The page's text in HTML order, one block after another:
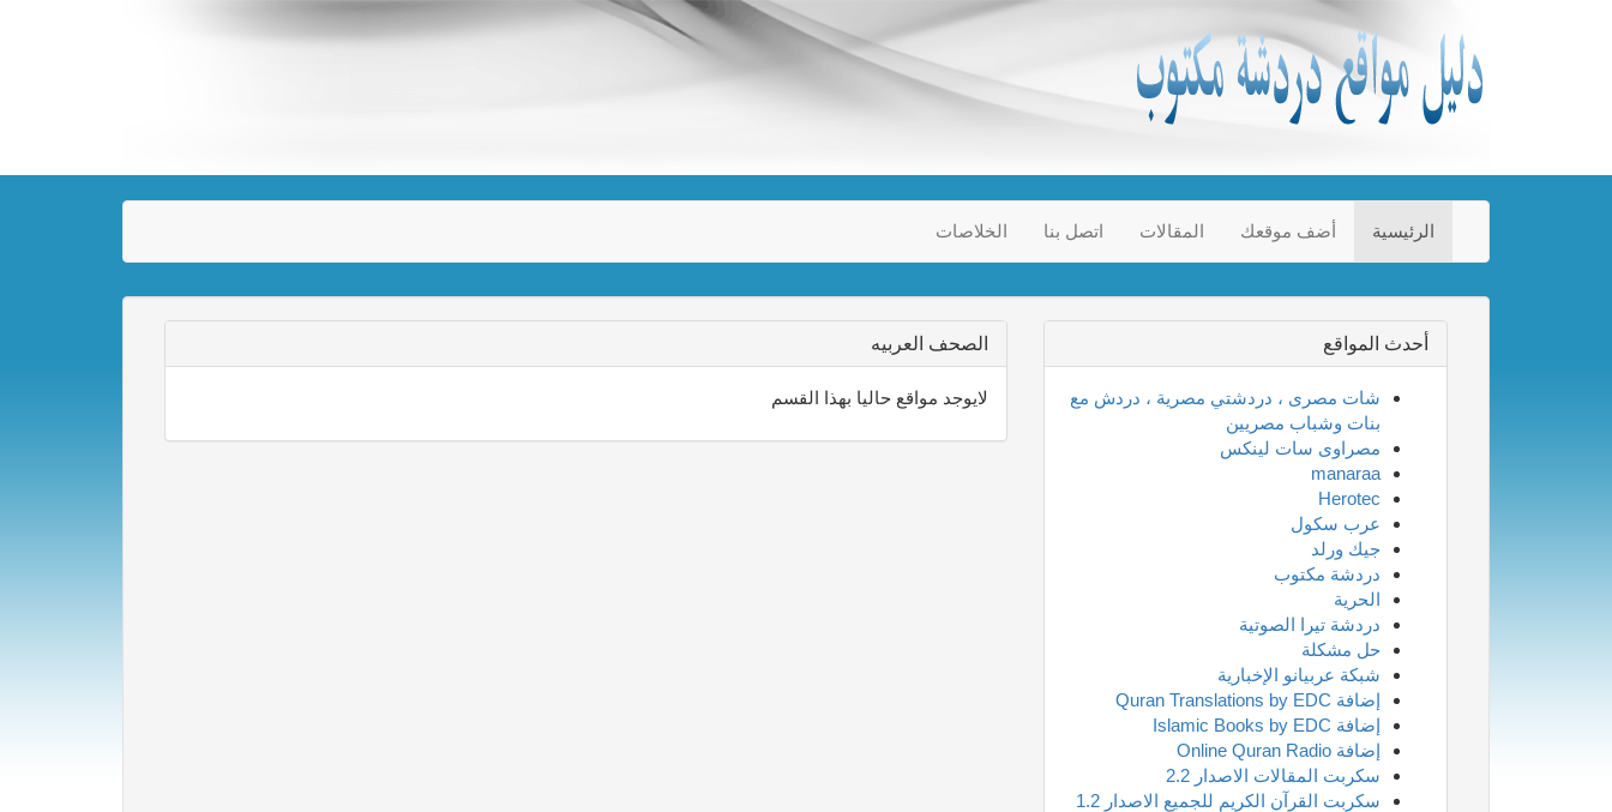
الرئيسية أضف موقعك المقالات اتصل بنا الخلاصات
الصحف العربيه
لايوجد مواقع حاليا بهذا القسم
أحدث المواقع
شات مصرى ، دردشتي مصرية ، دردش مع
بنات وشباب مصريين
مصراوى سات لينكس
manaraa
Herotec
عرب سكول
جيك ورلد
دردشة مكتوب
الحرية
دردشة تيرا الصوتية
حل مشكلة
شبكة عربيانو الإخبارية
إضافة Quran Translations by EDC
إضافة Islamic Books by EDC
إضافة Online Quran Radio
سكربت المقالات الاصدار 2.2
سكربت القرآن الكريم للجميع الاصدار 1.2